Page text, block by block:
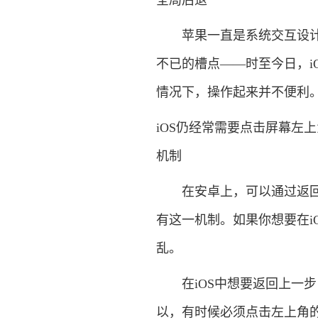
苹果一直是系统交互设计
不已的槽点——时至今日，
情况下，操作起来并不便利
iOS仍经常需要点击屏幕左
机制
在安卓上，可以通过返回
有这一机制。如果你想要在
乱。
在iOS中想要返回上一步
以，有时候必须点击左上角